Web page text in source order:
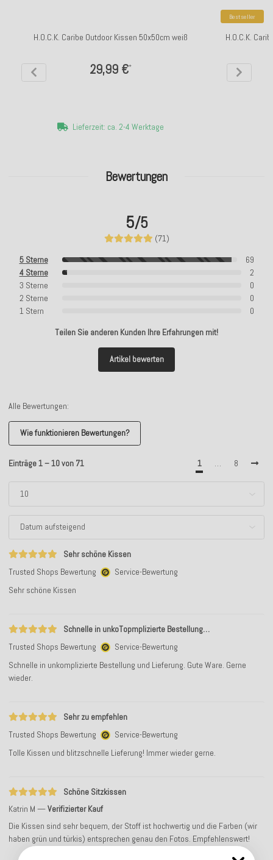
Bewertungen
5/5
(71)
5 Sterne
69
4 Sterne
2
3 Sterne
0
2 Sterne
0
1 Stern
0
Teilen Sie anderen Kunden Ihre Erfahrungen mit!
Artikel bewerten
Alle Bewertungen:
Wie funktionieren Bewertungen?
Einträge 1 – 10 von 71 1 … 8
Sehr schöne Kissen
Trusted Shops Bewertung
Service-Bewertung
Sehr schöne Kissen
Schnelle in unkoTopmplizierte Bestellung…
Trusted Shops Bewertung
Service-Bewertung
Schnelle in unkomplizierte Bestellung und Lieferung. Gute Ware. Gerne
wieder.
Sehr zu empfehlen
Trusted Shops Bewertung
Service-Bewertung
Tolle Kissen und blitzschnelle Lieferung! Immer wieder gerne.
Schöne Sitzkissen
Katrin M
Verifizierter Kauf
Die Kissen sind sehr bequem, der Stoff ist hochwertig und die Farben (wir
haben grün und türkis) entsprechen genau den Fotos. Empfehlenswert!
H.O.C.K. Caribe Outdoor Kissen 50x50cm weiß
29,99 €*
Lieferzeit: ca. 2-4 Werktage
Bestseller
H.O.C.K.